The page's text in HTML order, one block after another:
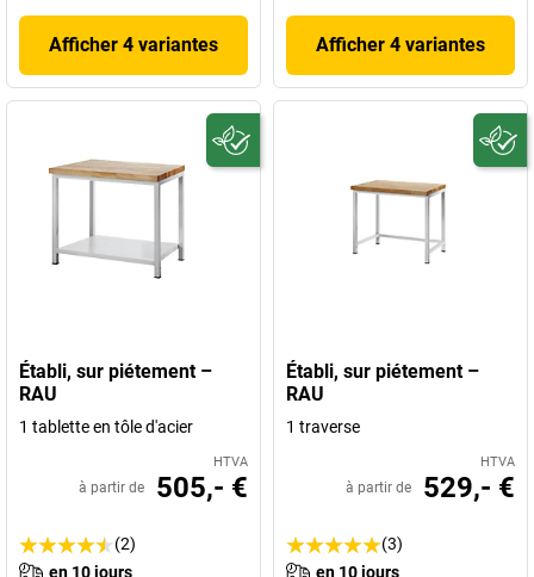
Afficher 4 variantes Afficher 4 variantes
Établi, sur piétement –
RAU
1 tablette en tôle d'acier
HTVA
à partir de 505,- €
(2)
en 10 jours
Établi, sur piétement –
RAU
1 traverse
HTVA
à partir de 529,- €
(3)
en 10 jours